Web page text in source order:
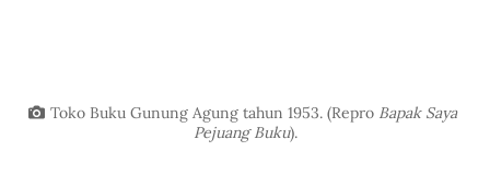
Toko Buku Gunung Agung tahun 1953. (Repro Bapak Saya
Pejuang Buku).